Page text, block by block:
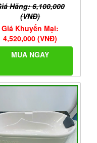
Hãng: 6,100,000
(VNĐ)
Giá Khuyến Mại:
4,520,000 (VNĐ)
MUA NGAY